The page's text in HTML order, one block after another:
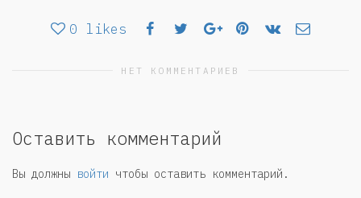
0 likes
НЕТ КОММЕНТАРИЕВ
Оставить комментарий
Вы должны войти чтобы оставить комментарий.